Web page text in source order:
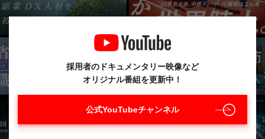
採用者のドキュメンタリー映像など
オリジナル番組を更新中！
公式YouTubeチャンネル